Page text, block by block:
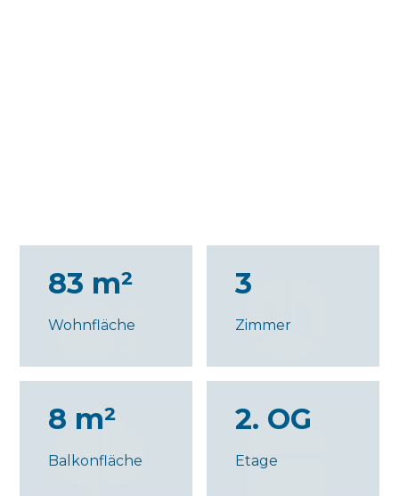
83 m²
Wohnfläche
3
Zimmer
8 m²
Balkonfläche
2. OG
Etage